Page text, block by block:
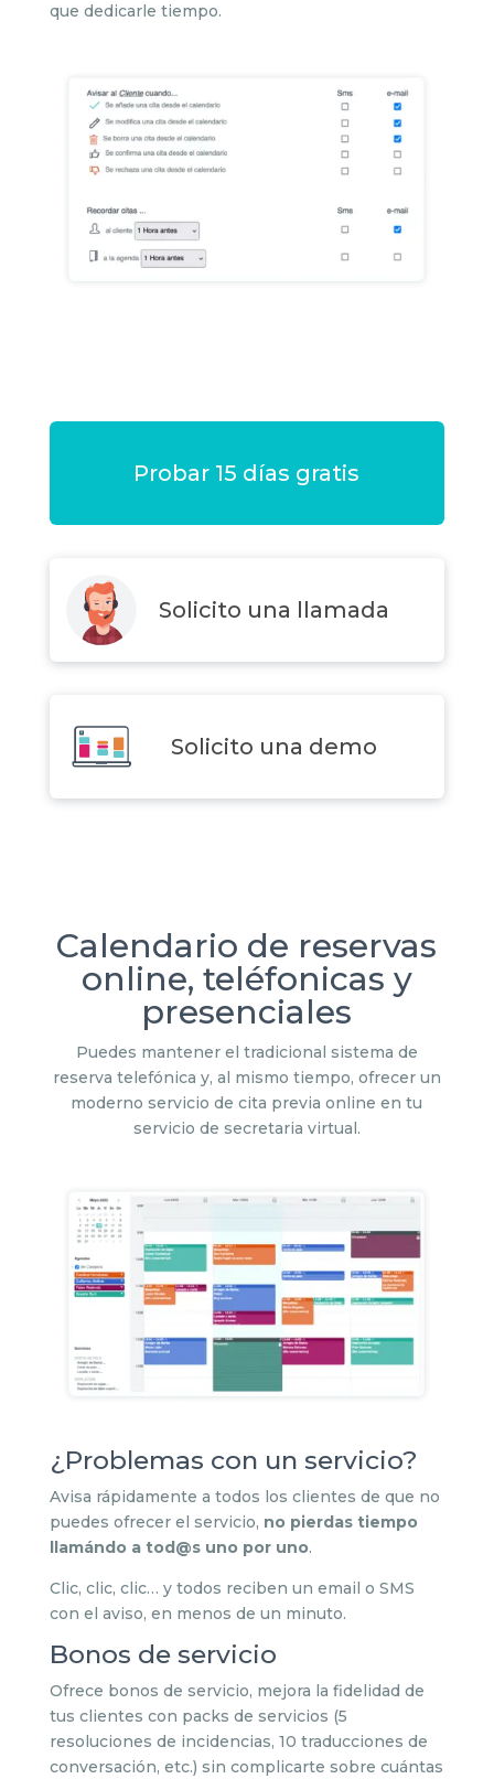
que dedicarle tiempo.
Probar 15 días gratis
Solicito una llamada
Solicito una demo
Calendario de reservas
online, teléfonicas y
presenciales
Puedes mantener el tradicional sistema de
reserva telefónica y, al mismo tiempo, ofrecer un
moderno servicio de cita previa online en tu
servicio de secretaria virtual.
¿Problemas con un servicio?
Avisa rápidamente a todos los clientes de que no
puedes ofrecer el servicio, no pierdas tiempo
llamándo a tod@s uno por uno.
Clic, clic, clic… y todos reciben un email o SMS
con el aviso, en menos de un minuto.
Bonos de servicio
Ofrece bonos de servicio, mejora la fidelidad de
tus clientes con packs de servicios (5
resoluciones de incidencias, 10 traducciones de
conversación, etc.) sin complicarte sobre cuántas